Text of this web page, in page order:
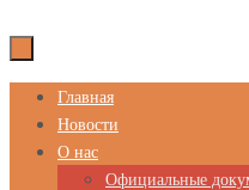
Перейти
содержимому
Главная
Новости
О нас
Официальные